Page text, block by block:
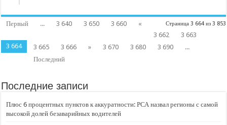
Страница 3 664 из 3 853
Первый ... 3 640 3 650 3 660
«
3 662
3 663
3 664
3 665 3 666 » 3 670 3 680 3 690
...
Последний
Последние записи
Плюс 6 процентных пунктов к аккуратности: РСА назвал регионы с самой
высокой долей безаварийных водителей